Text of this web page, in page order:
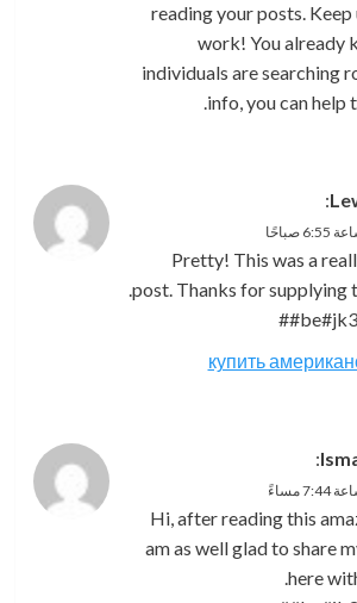
reading your posts.
work! You already
individuals are searching
info, you can help
:
Pretty! This was a
post. Thanks for supplying
купить
:
Hi, after reading this
am as well glad to share
here